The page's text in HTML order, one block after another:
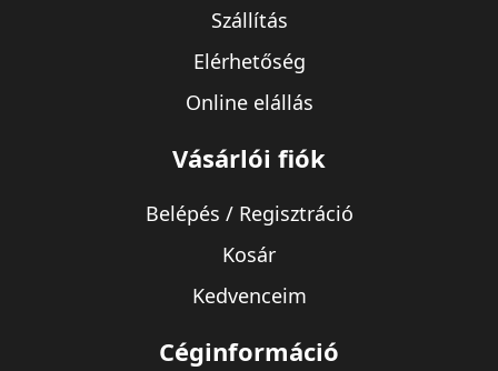
Szállítás
Elérhetőség
Online elállás
Vásárlói fiók
Belépés / Regisztráció
Kosár
Kedvenceim
Céginformáció